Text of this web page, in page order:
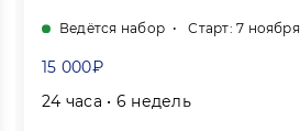
Ведётся набор Старт: 7 ноября
15 000₽
24 часа • 6 недель